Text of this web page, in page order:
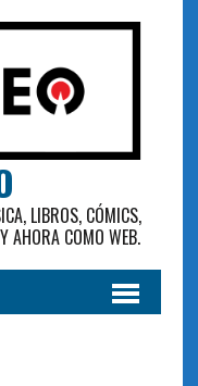
LIBROS, CÓMICS,
AHORA COMO WEB.